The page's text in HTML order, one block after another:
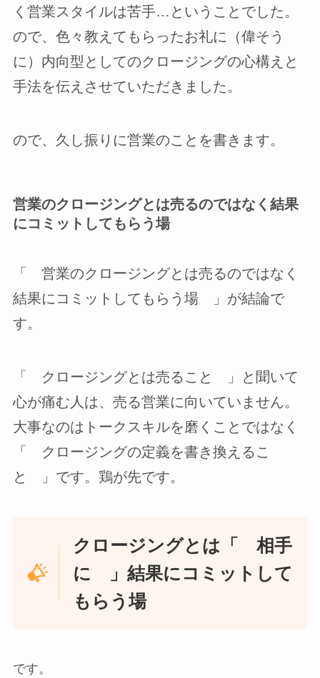
く営業スタイルは苦手…ということでした。
ので、色々教えてもらったお礼に（偉そう
に）内向型としてのクロージングの心構えと
手法を伝えさせていただきました。
ので、久し振りに営業のことを書きます。
営業のクロージングとは売るのではなく結果
にコミットしてもらう場
「 営業のクロージングとは売るのではなく
結果にコミットしてもらう場 」が結論で
す。
「 クロージングとは売ること 」と聞いて
心が痛む人は、売る営業に向いていません。
大事なのはトークスキルを磨くことではなく
「 クロージングの定義を書き換えるこ
と 」です。鶏が先です。
クロージングとは「 相手
に 」結果にコミットして
もらう場
です。